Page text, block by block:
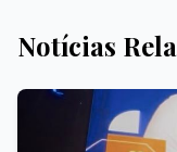
Notícias